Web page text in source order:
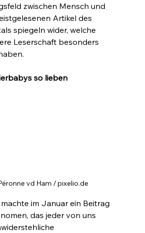
zwischen Mensch und
Artikel des
spiegeln wider, welche
Leserschaft besonders
so lieben
vd Ham / pixelio.de
im Januar ein Beitrag
das jeder von uns